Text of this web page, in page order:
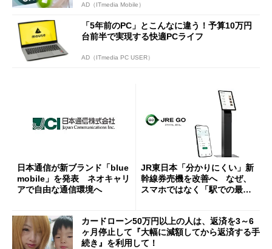
AD（ITmedia Mobile）
「5年前のPC」とこんなに違う！予算10万円
台前半で実現する快適PCライフ
AD（ITmedia PC USER）
日本通信が新ブランド「blue
mobile」を発表 ネオキャリ
アで自由な通信環境へ
JR東日本「分かりにくい」新
幹線券売機を改善へ なぜ、
スマホではなく「駅での最短
カードローン50万円以上の人は、返済を3～6
ヶ月停止して『大幅に減額してから返済する手
続き』を利用して！